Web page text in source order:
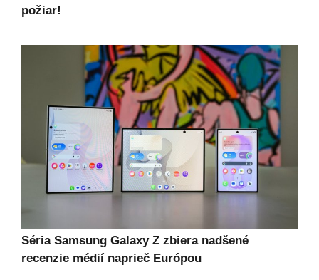
požiar!
Séria Samsung Galaxy Z zbiera nadšené
recenzie médií naprieč Európou